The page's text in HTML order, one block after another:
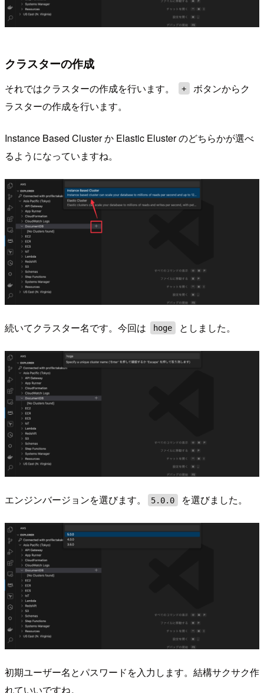
クラスターの作成
それではクラスターの作成を行います。 +
ボタンからク
ラスターの作成を行います。
Instance Based Cluster か Elastic Eluster のどちらかが選べ
るようになっていますね。
続いてクラスター名です。今回は hoge としました。
エンジンバージョンを選びます。 5.0.0 を選びました。
初期ユーザー名とパスワードを入力します。結構サクサク作
れていいですね。